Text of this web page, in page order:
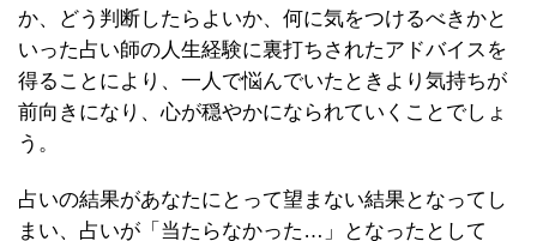
か、どう判断したらよいか、何に気をつけるべきかと
いった占い師の人生経験に裏打ちされたアドバイスを
得ることにより、一人で悩んでいたときより気持ちが
前向きになり、心が穏やかになられていくことでしょ
う。
占いの結果があなたにとって望まない結果となってし
まい、占いが「当たらなかった…」となったとして